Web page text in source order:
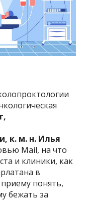
к. м. н. Илья
Mail, на что
и клиники, как
в
понять,
бежать за